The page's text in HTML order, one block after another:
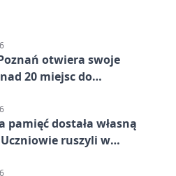
otwiera swoje
20 miejsc do
pamięć dostała własną
ruszyli w